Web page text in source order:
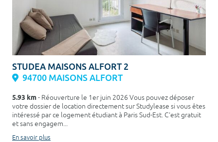
STUDEA MAISONS ALFORT 2
94700 MAISONS ALFORT
5.93 km- Réouverture le 1er juin 2026 Vous pouvez déposer
votre dossier de location directement sur Studylease si vous êtes
intéressé par ce logement étudiant à Paris Sud-Est. C'est gratuit
et sans engagem...
En savoir plus